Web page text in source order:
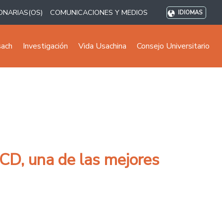
COMUNICACIONES Y MEDIOS IDIOMAS
Investigación Vida Usachina Consejo Universitario
una de las mejores